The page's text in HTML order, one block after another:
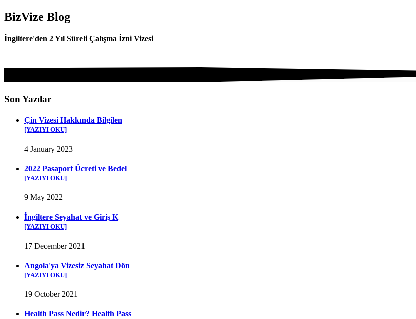
BizVize Blog
İngiltere'den 2 Yıl Süreli Çalışma İzni Vizesi
Son Yazılar
Çin Vizesi Hakkında Bilgilen
[YAZIYI OKU]
4 January 2023
2022 Pasaport Ücreti ve Bedel
[YAZIYI OKU]
9 May 2022
İngiltere Seyahat ve Giriş K
[YAZIYI OKU]
17 December 2021
Angola'ya Vizesiz Seyahat Dön
[YAZIYI OKU]
19 October 2021
Health Pass Nedir? Health Pass